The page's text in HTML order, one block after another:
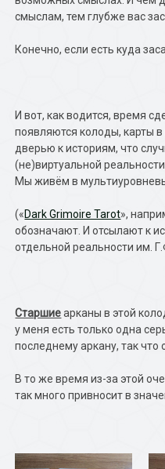
смыслам, тем глубже вас
Конечно, если есть куда
И вот, как водится, время
появляются колоды, карты в
дверью к историям, что
(не)виртуальной
Мы живём в
(«Dark Grimoire Tarot»,
обозначают. И отсылают к
отдельной реальности им.
Старшиеарканы в этой
у меня есть только одна
последнему аркану, так что
В то же время из-за этой
так много привносит в